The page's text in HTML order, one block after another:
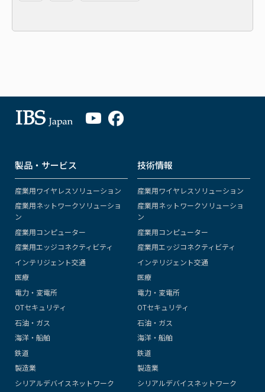
製品・サービス
産業用ワイヤレスソリューション
産業用ネットワークソリューショ
ン
産業用コンピューター
産業用エッジコネクティビティ
インテリジェント交通
医療
電力・変電所
OTセキュリティ
石油・ガス
海洋・船舶
鉄道
製造業
シリアルデバイスネットワーク
技術情報
産業用ワイヤレスソリューション
産業用ネットワークソリューショ
ン
産業用コンピューター
産業用エッジコネクティビティ
インテリジェント交通
医療
電力・変電所
OTセキュリティ
石油・ガス
海洋・船舶
鉄道
製造業
シリアルデバイスネットワーク